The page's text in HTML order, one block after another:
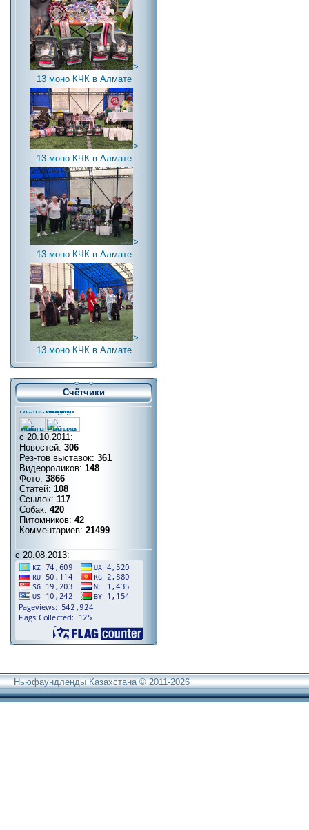
>
13 моно КЧК в Алмате
>
13 моно КЧК в Алмате
>
13 моно КЧК в Алмате
>
13 моно КЧК в Алмате
Счётчики
с 20.10.2011:
Новостей: 306
Рез-тов выставок: 361
Видеороликов: 148
Фото: 3866
Статей: 108
Ссылок: 117
Собак: 420
Питомников: 42
Комментариев: 21499
с 20.08.2013:
Ньюфаундленды Казахстана © 2011-2026